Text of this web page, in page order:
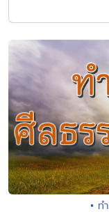
• ท